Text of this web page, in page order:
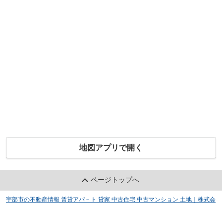
地図アプリで開く
ページトップへ
宇部市の不動産情報 賃貸アパ－ト 貸家 中古住宅 中古マンション 土地｜株式会